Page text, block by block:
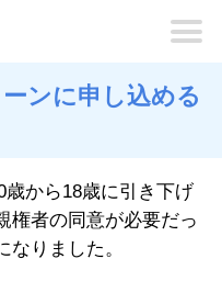
キャッシングワン
ンに申し込める
から18歳に引き下げ
権者の同意が必要だっ
りました。